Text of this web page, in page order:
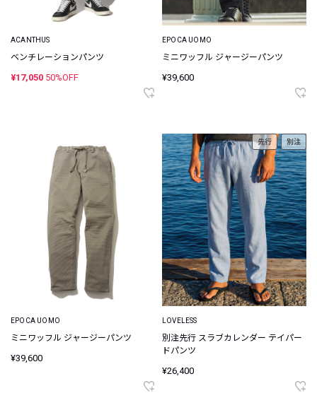
ACANTHUS
ベンチレーションパンツ
¥17,050 50%OFF
EPOCA UOMO
ミニワッフル ジャージーパンツ
¥39,600
EPOCA UOMO
ミニワッフル ジャージーパンツ
¥39,600
先行 別注
LOVELESS
別注先行 スラブカレンダー テイパー
ドパンツ
¥26,400